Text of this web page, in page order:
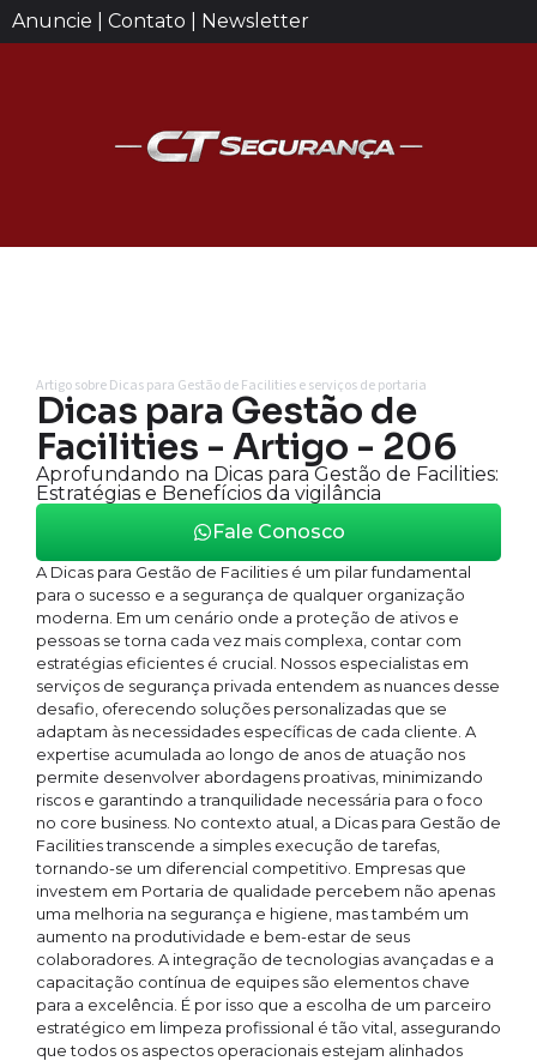
Anuncie | Contato | Newsletter
Artigo sobre Dicas para Gestão de Facilities e serviços de portaria
Dicas para Gestão de
Facilities - Artigo - 206
Aprofundando na Dicas para Gestão de Facilities:
Estratégias e Benefícios da vigilância
Fale Conosco
A Dicas para Gestão de Facilities é um pilar fundamental
para o sucesso e a segurança de qualquer organização
moderna. Em um cenário onde a proteção de ativos e
pessoas se torna cada vez mais complexa, contar com
estratégias eficientes é crucial. Nossos especialistas em
serviços de segurança privada entendem as nuances desse
desafio, oferecendo soluções personalizadas que se
adaptam às necessidades específicas de cada cliente. A
expertise acumulada ao longo de anos de atuação nos
permite desenvolver abordagens proativas, minimizando
riscos e garantindo a tranquilidade necessária para o foco
no core business. No contexto atual, a Dicas para Gestão de
Facilities transcende a simples execução de tarefas,
tornando-se um diferencial competitivo. Empresas que
investem em Portaria de qualidade percebem não apenas
uma melhoria na segurança e higiene, mas também um
aumento na produtividade e bem-estar de seus
colaboradores. A integração de tecnologias avançadas e a
capacitação contínua de equipes são elementos chave
para a excelência. É por isso que a escolha de um parceiro
estratégico em limpeza profissional é tão vital, assegurando
que todos os aspectos operacionais estejam alinhados